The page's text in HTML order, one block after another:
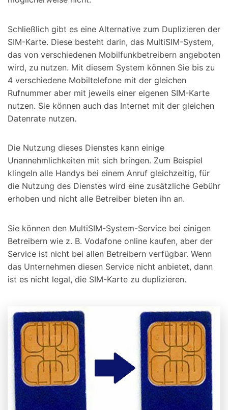
Schließlich gibt es eine Alternative zum Duplizieren der
SIM-Karte. Diese besteht darin, das MultiSIM-System,
das von verschiedenen Mobilfunkbetreibern angeboten
wird, zu nutzen. Mit diesem System können Sie bis zu
4 verschiedene Mobiltelefone mit der gleichen
Rufnummer aber mit jeweils einer eigenen SIM-Karte
nutzen. Sie können auch das Internet mit der gleichen
Datenrate nutzen.
Die Nutzung dieses Dienstes kann einige
Unannehmlichkeiten mit sich bringen. Zum Beispiel
klingeln alle Handys bei einem Anruf gleichzeitig, für
die Nutzung des Dienstes wird eine zusätzliche Gebühr
erhoben und nicht alle Betreiber bieten ihn an.
Sie können den MultiSIM-System-Service bei einigen
Betreibern wie z. B. Vodafone online kaufen, aber der
Service ist nicht bei allen Betreibern verfügbar. Wenn
das Unternehmen diesen Service nicht anbietet, dann
ist es nicht legal, die SIM-Karte zu duplizieren.